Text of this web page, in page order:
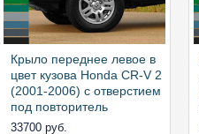
Крыло переднее левое в
цвет кузова Honda CR-V 2
(2001-2006) с отверстием
под повторитель
33700 руб.